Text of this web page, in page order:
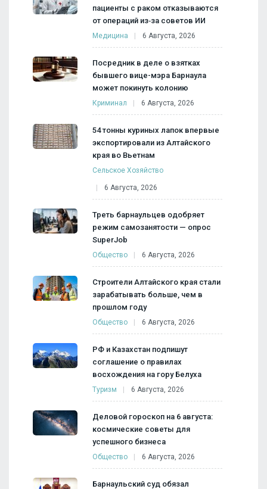
пациенты с раком отказываются
от операций из‑за советов ИИ
Медицина 6 Августа, 2026
Посредник в деле о взятках
бывшего вице-мэра Барнаула
может покинуть колонию
Криминал 6 Августа, 2026
54 тонны куриных лапок впервые
экспортировали из Алтайского
края во Вьетнам
Сельское Хозяйство
6 Августа, 2026
Треть барнаульцев одобряет
режим самозанятости — опрос
SuperJob
Общество 6 Августа, 2026
Строители Алтайского края стали
зарабатывать больше, чем в
прошлом году
Общество 6 Августа, 2026
РФ и Казахстан подпишут
соглашение о правилах
восхождения на гору Белуха
Туризм 6 Августа, 2026
Деловой гороскоп на 6 августа:
космические советы для
успешного бизнеса
Общество 6 Августа, 2026
Барнаульский суд обязал